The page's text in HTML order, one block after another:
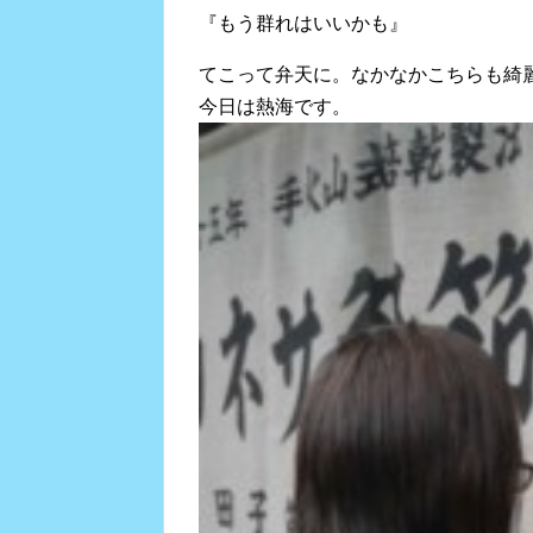
『もう群れはいいかも』
てこって弁天に。なかなかこちらも綺
今日は熱海です。